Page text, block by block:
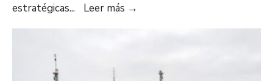
estratégicas... Leer más →
Anzoátegui